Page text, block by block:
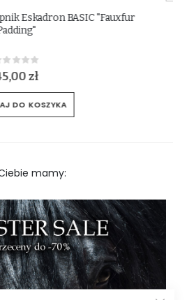
pod nachrapnik Kavalkade
Rating:
0%
6,00 zł
DO KOSZYKA
mamy: